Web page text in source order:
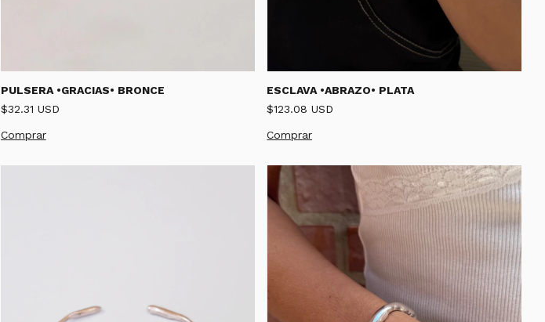
PULSERA •GRACIAS• BRONCE
$32.31 USD
Comprar
ESCLAVA •ABRAZO• PLATA
$123.08 USD